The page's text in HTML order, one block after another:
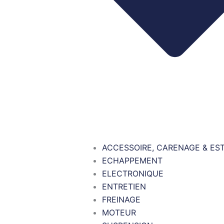
ACCESSOIRE, CARENAGE &
ECHAPPEMENT
ELECTRONIQUE
ENTRETIEN
FREINAGE
MOTEUR